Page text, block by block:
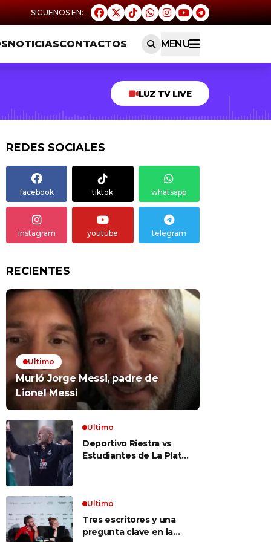
NOTICIASCONTACTOS MENU
LUZ TV LIVE
REDES SOCIALES
facebook tiktok whatsapp
instagram youtube telegram
RECIENTES
Ultimo
Murió Jorge Messi, padre de
Lionel Messi
Ultimo
Deportivo Riestra vs
Estudiantes de La Plata,
cómo ver el partido
Ultimo
Tres escritores y una
pregunta clave en la